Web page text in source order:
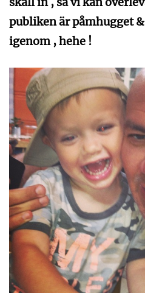
publiken är påmhugget
igenom , hehe !